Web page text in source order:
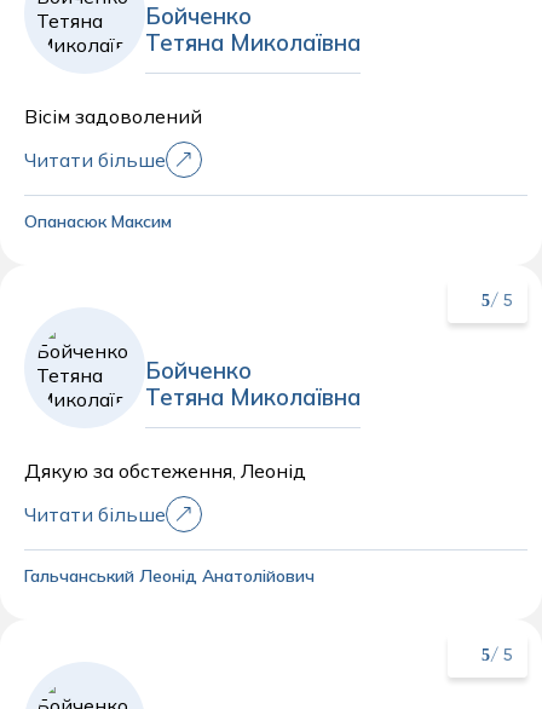
Бойченко
Тетяна Миколаївна
Вісім задоволений
Читати більше
Опанасюк Максим
5/ 5
Бойченко
Тетяна Миколаївна
Дякую за обстеження, Леонід
Читати більше
Гальчанський Леонід Анатолійович
5/ 5